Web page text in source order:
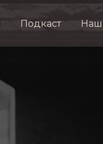
Подкаст